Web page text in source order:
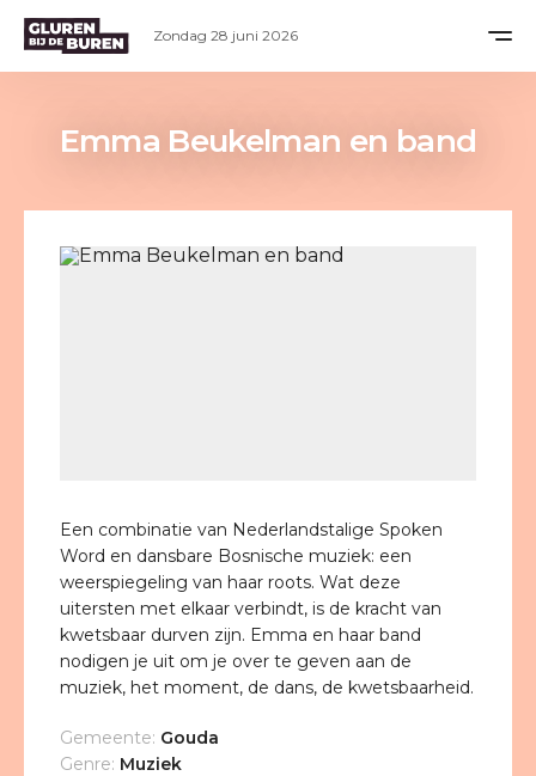
Emma Beukelman en band
Een combinatie van Nederlandstalige Spoken
Word en dansbare Bosnische muziek: een
weerspiegeling van haar roots. Wat deze
uitersten met elkaar verbindt, is de kracht van
kwetsbaar durven zijn. Emma en haar band
nodigen je uit om je over te geven aan de
muziek, het moment, de dans, de kwetsbaarheid.
Gemeente: Gouda
Genre: Muziek
Zondag 28 juni 2026